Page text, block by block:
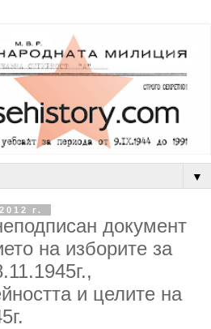
▼
г.
документ
на изборите за
и целите на